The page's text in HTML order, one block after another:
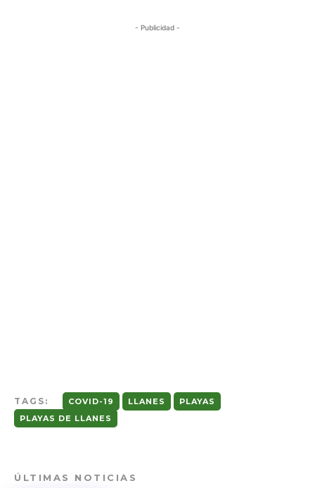
- Publicidad -
TAGS: COVID-19 LLANES
PLAYAS
PLAYAS DE LLANES
ÚLTIMAS NOTICIAS